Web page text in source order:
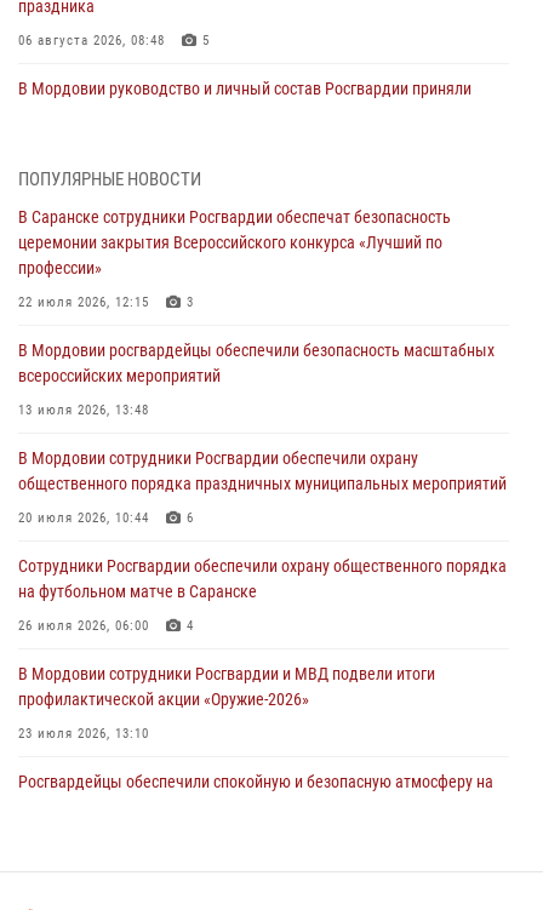
праздника
06 августа 2026, 08:48 5
В Мордовии руководство и личный состав Росгвардии приняли
06 августа 2026, 08:14 9
В Саранске сотрудники Росгвардии задержали дебошира,
повредившего имущество в кафе
06 августа 2026, 07:03
незамедлительно
05 августа 2026, 15:04
подозреваемого в причинении телесных повреждений супруге
05 августа 2026, 12:34
проведения масштабного праздника в Темникове
05 августа 2026, 09:04 4
ПОПУЛЯРНЫЕ НОВОСТИ
В Саранске сотрудники Росгвардии обеспечат безопасность
церемонии закрытия Всероссийского конкурса «Лучший по
профессии»
22 июля 2026, 12:15 3
В Мордовии росгвардейцы обеспечили безопасность масштабных
всероссийских мероприятий
13 июля 2026, 13:48
В Мордовии сотрудники Росгвардии обеспечили охрану
общественного порядка праздничных муниципальных мероприятий
20 июля 2026, 10:44 6
Сотрудники Росгвардии обеспечили охрану общественного порядка
на футбольном матче в Саранске
26 июля 2026, 06:00 4
В Мордовии сотрудники Росгвардии и МВД подвели итоги
профилактической акции «Оружие‑2026»
23 июля 2026, 13:10
Росгвардейцы обеспечили спокойную и безопасную атмосферу на